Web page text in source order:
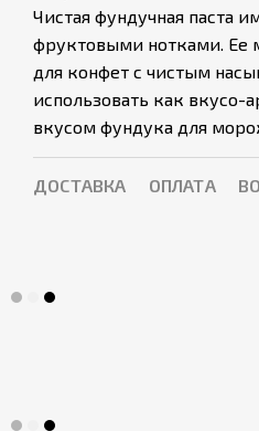
Чистая фундучная паста
фруктовыми нотками. Ее
для конфет с чистым
использовать как
вкусом фундука для
ДОСТАВКА ОПЛАТА